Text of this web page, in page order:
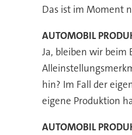
Das ist im Moment
AUTOMOBIL
Ja, bleiben wir beim
hin? Im Fall der
eigene Produktion
AUTOMOBIL